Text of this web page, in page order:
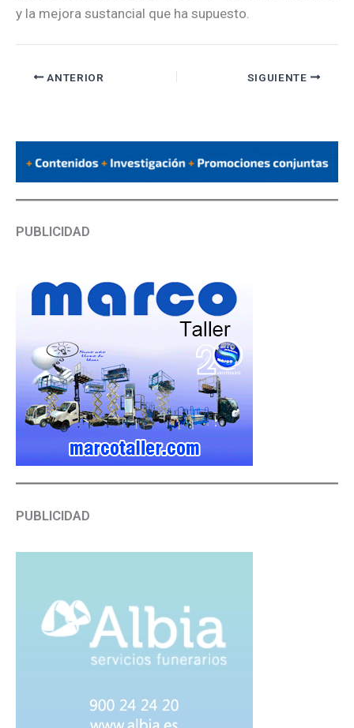
y la mejora sustancial que ha supuesto.
ANTERIOR SIGUIENTE
PUBLICIDAD
PUBLICIDAD